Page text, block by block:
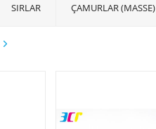
SIRLAR ÇAMURLAR (MASSE)